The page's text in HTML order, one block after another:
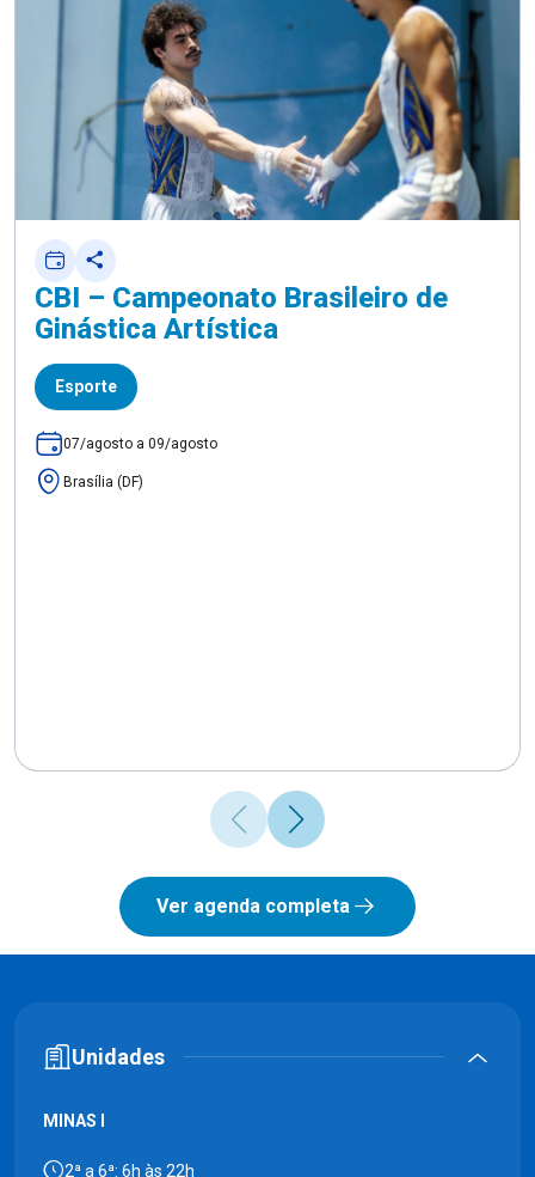
CBI – Campeonato Brasileiro de
Ginástica Artística
Esporte
07/agosto a 09/agosto
Brasília (DF)
Ver agenda completa
Unidades
MINAS I
2ª a 6ª: 6h às 22h